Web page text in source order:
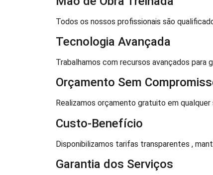
Todos os nossos profissionais são
Tecnologia Avançada
Trabalhamos com recursos avançados
Orçamento Sem
Realizamos orçamento gratuito em
Custo-Benefício
Disponibilizamos tarifas transparentes ,
Garantia dos Serviços